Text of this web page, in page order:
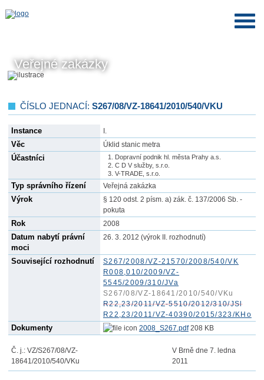
Veřejné zakázky
ČÍSLO JEDNACÍ: S267/08/VZ-18641/2010/540/VKU
Instance I.
Věc Úklid stanic metra
Účastníci
Dopravní podnik hl. města Prahy a.s.
C D V služby, s.r.o.
V-TRADE, s.r.o.
Typ správního řízení Veřejná zakázka
Výrok
§ 120 odst. 2 písm. a) zák. č. 137/2006 Sb. -
pokuta
Rok 2008
Datum nabytí právní
moci
26. 3. 2012 (výrok II. rozhodnutí)
Související rozhodnutí
S267/2008/VZ-21570/2008/540/VK
R008,010/2009/VZ-
5545/2009/310/JVa
S267/08/VZ-18641/2010/540/VKu
R22,23/2011/VZ-5510/2012/310/JSl
R22,23/2011/VZ-40390/2015/323/KHo
Dokumenty 2008_S267.pdf208 KB
Č. j.: VZ/S267/08/VZ-
18641/2010/540/VKu
V Brně dne 7. ledna
2011